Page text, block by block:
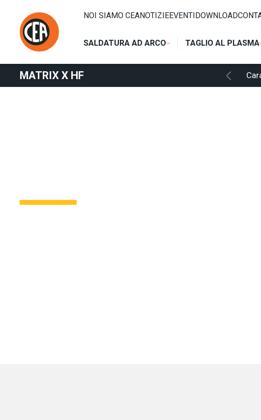
SALDATURA AD ARCO TAGLIO AL PLASMA
NOI SIAMO CEANOTIZIEEVENTIDOWNLOAD
MATRIX X HF